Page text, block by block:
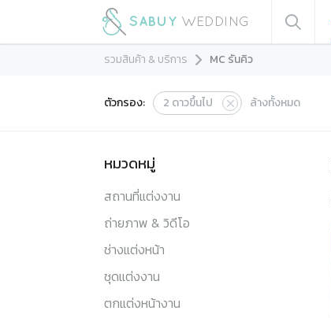
รวมสินค้า & บริการ MC รันคิว
ตัวกรอง: 2 ดาวขึ้นไป ล้างทั้งหมด
หมวดหมู่
สถานที่แต่งงาน
ถ่ายภาพ & วิดีโอ
ช่างแต่งหน้า
ชุดแต่งงาน
ตกแต่งหน้างาน